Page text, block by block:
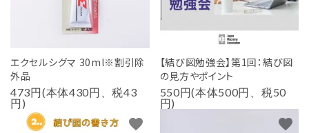
エクセルシグマ 30ml※割引除
外品
473円(本体430円、税43
円)
【結び図勉強会】第1回：結び図
の見方やポイント
550円(本体500円、税50
円)
favorite favorite